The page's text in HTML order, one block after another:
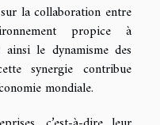
la collaboration entre
propice à
le dynamisme des
synergie contribue
mondiale.